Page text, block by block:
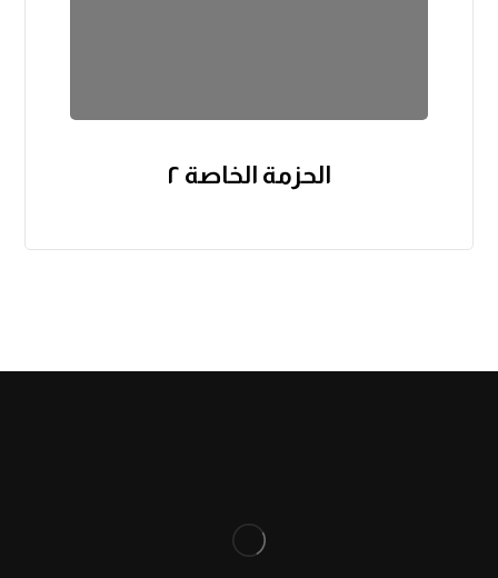
الحزمة الخاصة ٢